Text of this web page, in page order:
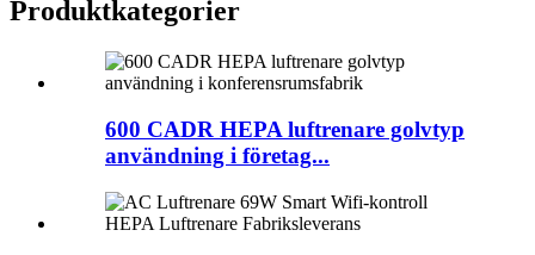
Produktkategorier
600 CADR HEPA luftrenare golvtyp
användning i företag...